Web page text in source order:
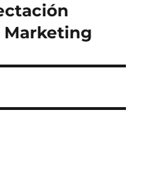
Marketing